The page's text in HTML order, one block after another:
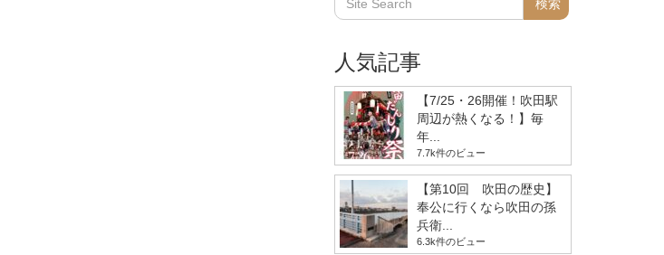
人気記事
【7/25・26開催！吹田駅
周辺が熱くなる！】毎
年...
7.7k件のビュー
【第10回 吹田の歴史】
奉公に行くなら吹田の孫
兵衛...
6.3k件のビュー